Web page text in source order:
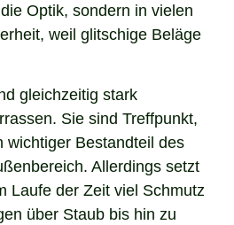
Optik, sondern in vielen
weil glitschige Beläge
gleichzeitig stark
Sie sind Treffpunkt,
wichtiger Bestandteil des
Allerdings setzt
Laufe der Zeit viel Schmutz
über Staub bis hin zu